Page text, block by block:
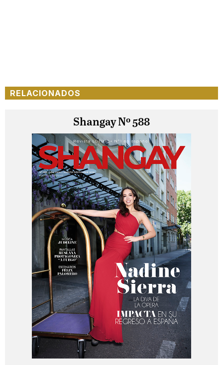
RELACIONADOS
Shangay Nº 588